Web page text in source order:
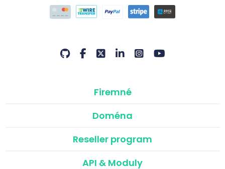
Firemné
Doména
Reseller program
API & Moduly